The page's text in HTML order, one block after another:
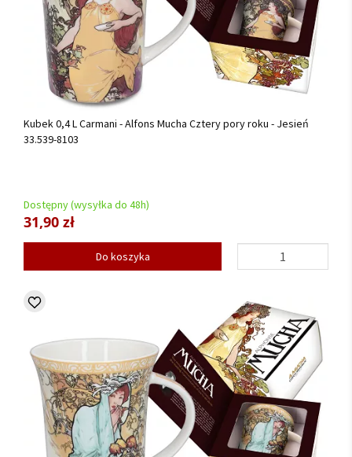
Kubek 0,4 L Carmani - Alfons Mucha Cztery pory roku - Jesień
33.539-8103
Dostępny (wysyłka do 48h)
31,90 zł
Do koszyka